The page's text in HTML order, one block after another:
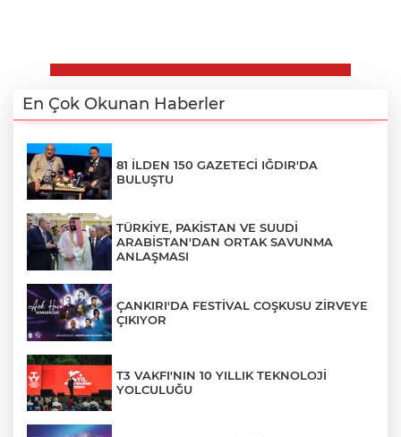
En Çok Okunan Haberler
81 İLDEN 150 GAZETECİ IĞDIR'DA
BULUŞTU
TÜRKİYE, PAKİSTAN VE SUUDİ
ARABİSTAN'DAN ORTAK SAVUNMA
ANLAŞMASI
ÇANKIRI'DA FESTİVAL COŞKUSU ZİRVEYE
ÇIKIYOR
T3 VAKFI'NIN 10 YILLIK TEKNOLOJİ
YOLCULUĞU